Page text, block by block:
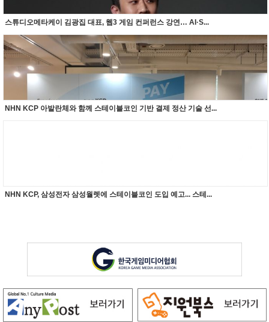
스튜디오메타케이 김광집 대표, 웹3 게임 컨퍼런스 강연… AI·S...
NHN KCP 아발란체와 함께 스테이블코인 기반 결제 정산 기술 선...
NHN KCP, 삼성전자 삼성월렛에 스테이블코인 도입 예고... 스테...